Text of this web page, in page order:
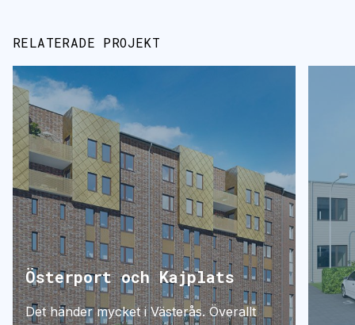
RELATERADE PROJEKT
Österport och Kajplats
Det händer mycket i Västerås. Överallt